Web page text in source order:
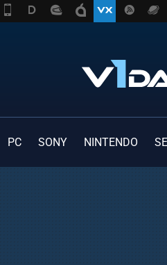
PC SONY NINTENDO